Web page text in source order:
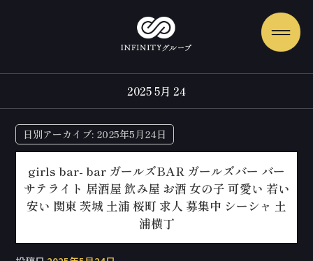
2025 5月 24
日別アーカイブ: 2025年5月24日
girls bar- bar ガールズBAR ガールズバー バー
サテライト 居酒屋 飲み屋 お酒 女の子 可愛い 若い
安い 関東 茨城 土浦 桜町 求人 募集中 シーシャ 土
浦横丁